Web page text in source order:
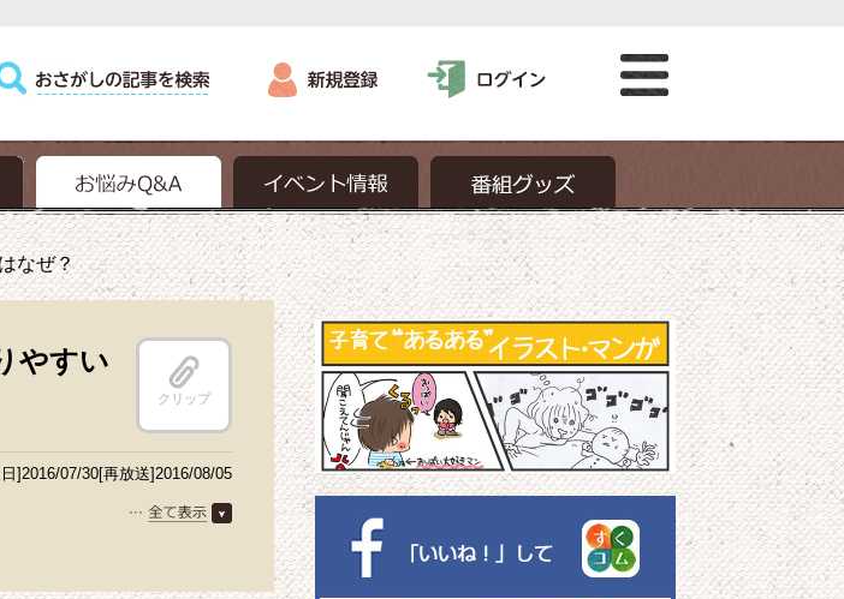
なぜ？
やすい
クリップ
]2016/07/30[再放送]2016/08/05